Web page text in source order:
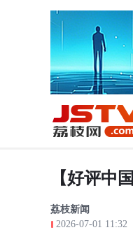
【好评中
荔枝新闻
2026-07-01 11:32